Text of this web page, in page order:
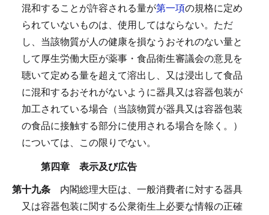
混和することが許容される量が第一項の規格に定め
られていないものは、使用してはならない。 ただ
し、当該物質が人の健康を損なうおそれのない量と
して厚生労働大臣が薬事・食品衛生審議会の意見を
聴いて定める量を超えて溶出し、又は浸出して食品
に混和するおそれがないように器具又は容器包装が
加工されている場合（当該物質が器具又は容器包装
の食品に接触する部分に使用される場合を除く。）
については、この限りでない。
第四章 表示及び広告
第十九条 内閣総理大臣は、一般消費者に対する器具
又は容器包装に関する公衆衛生上必要な情報の正確